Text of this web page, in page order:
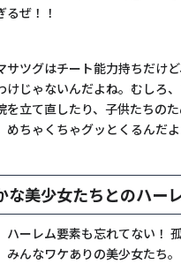
るぜ！！
サツグはチート能力持ちだけ
けじゃないんだよね。むしろ
を立て直したり、子供たちの
めちゃくちゃグッとくるんだ
な美少女たちとのハー
ハーレム要素も忘れてない！
みんなワケありの美少女たち